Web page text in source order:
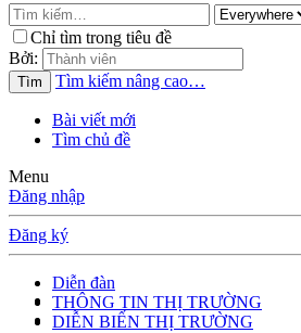
Chỉ tìm trong tiêu đề
Bởi:
Tìm Tìm kiếm nâng cao…
Bài viết mới
Tìm chủ đề
Menu
Đăng nhập
Đăng ký
Diễn đàn
THÔNG TIN THỊ TRƯỜNG
DIỄN BIẾN THỊ TRƯỜNG